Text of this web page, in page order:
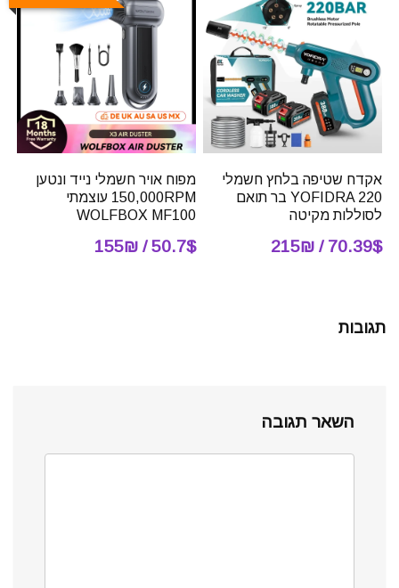
אקדח שטיפה בלחץ חשמלי
YOFIDRA 220 בר תואם
לסוללות מקיטה
70.39$ / 215₪
מפוח אויר חשמלי נייד ונטען
150,000RPM עוצמתי
WOLFBOX MF100
50.7$ / 155₪
תגובות
השאר תגובה